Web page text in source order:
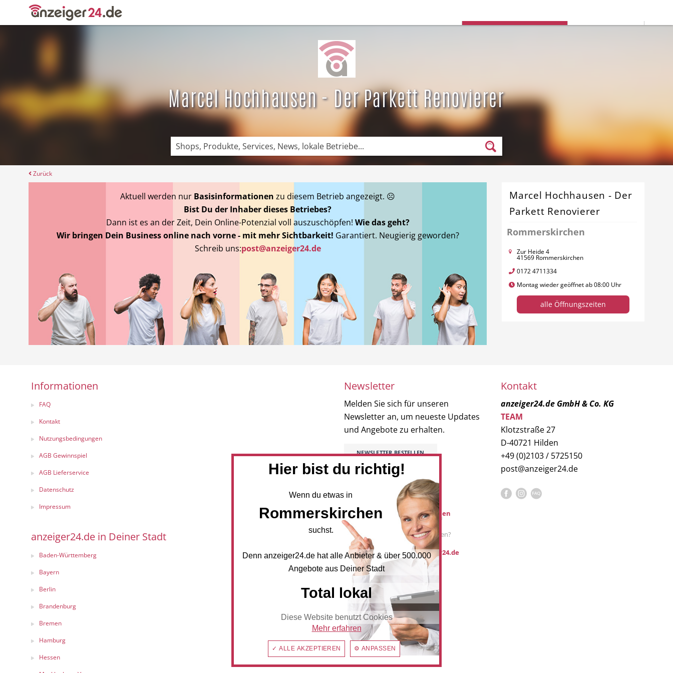
Deine Stadtauswahl:
Marcel Hochhausen - Der Parkett Renovierer
Zurück
Marcel Hochhausen - Der
Parkett Renovierer
Rommerskirchen
Zur Heide 4
41569 Rommerskirchen
0172 4711334
Montag wieder geöffnet ab 08:00 Uhr
alle Öffnungszeiten
Aktuell werden nur Basisinformationen zu diesem Betrieb angezeigt. ☹
Bist Du der Inhaber dieses Betriebes?
Dann ist es an der Zeit, Dein Online-Potenzial voll auszuschöpfen! Wie das geht?
Wir bringen Dein Business online nach vorne - mit mehr Sichtbarkeit! Garantiert. Neugierig geworden?
Schreib uns:post@anzeiger24.de
Informationen
FAQ
Kontakt
Nutzungsbedingungen
AGB Gewinnspiel
AGB Lieferservice
Datenschutz
Impressum
anzeiger24.de in Deiner Stadt
Baden-Württemberg
Bayern
Berlin
Brandenburg
Bremen
Hamburg
Hessen
Newsletter
Melden Sie sich für unseren
Newsletter an, um neueste Updates
und Angebote zu erhalten.
NEWSLETTER BESTELLEN
Mediadaten
Werbung buchen
Sie möchten auf
anzeiger24.de
Werbung schalten?
post@anzeiger24.de
Kontakt
anzeiger24.de GmbH & Co. KG
TEAM
Klotzstraße 27
D-40721 Hilden
+49 (0)2103 / 5725150
post@anzeiger24.de
Hier bist du richtig!
Wenn du etwas in
Rommerskirchen
suchst.
Denn anzeiger24.de hat alle Anbieter & über 500.000
Angebote aus Deiner Stadt
Total lokal
Diese Website benutzt Cookies
Mehr erfahren
✓ ALLE AKZEPTIEREN ⚙ ANPASSEN